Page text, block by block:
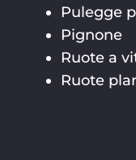
Pulegge
Pignone
Ruote a
Ruote